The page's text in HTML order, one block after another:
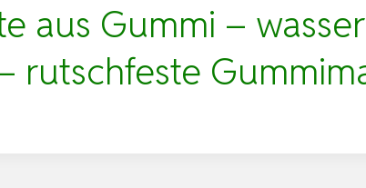
aus Gummi –
rutschfeste